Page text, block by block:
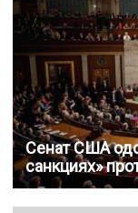
Сенат США
санкциях»